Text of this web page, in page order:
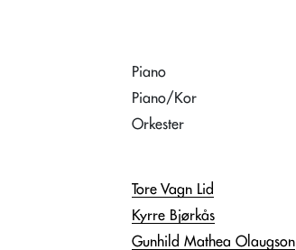
Piano
Piano/Kor
Orkester
Tore Vagn Lid
Kyrre Bjørkås
Gunhild Mathea Olaugson